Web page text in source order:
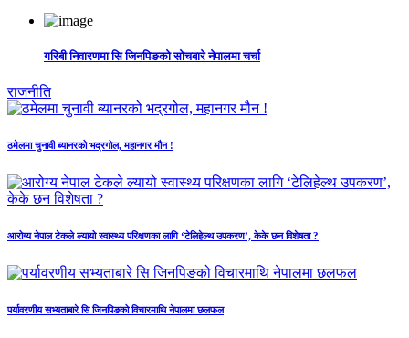
गरिबी निवारणमा सि जिनपिङको सोचबारे नेपालमा चर्चा
राजनीति
ठमेलमा चुनावी ब्यानरको भद्रगोल, महानगर मौन !
आरोग्य नेपाल टेकले ल्यायो स्वास्थ्य परिक्षणका लागि ‘टेलिहेल्थ उपकरण’, केके छन विशेषता ?
पर्यावरणीय सभ्यताबारे सि जिनपिङको विचारमाथि नेपालमा छलफल